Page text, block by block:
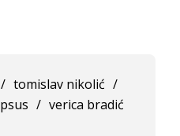
/ tomislav nikolić /
/ verica bradić